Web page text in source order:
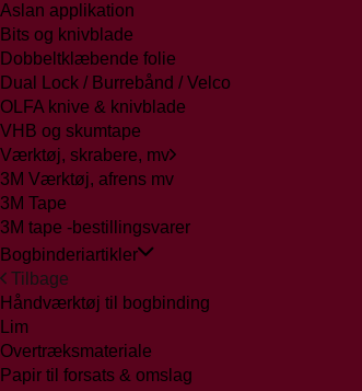
Aslan applikation
Bits og knivblade
Dobbeltklæbende folie
Dual Lock / Burrebånd / Velco
OLFA knive & knivblade
VHB og skumtape
Værktøj, skrabere, mv
3M Værktøj, afrens mv
3M Tape
3M tape -bestillingsvarer
Bogbinderiartikler
Tilbage
Håndværktøj til bogbinding
Lim
Overtræksmateriale
Papir til forsats & omslag